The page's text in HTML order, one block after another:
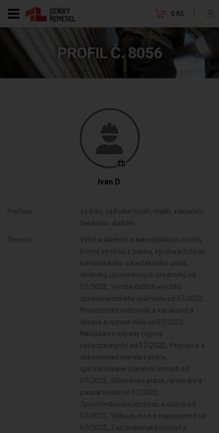
0 Kč
PROFIL Č. 8056
Ivan D.
Profese:
zedníci, sádrokartonáři, malíři, zakladači,
fasádníci, dlaždiči
Živnosti: Výroba školních a kancelářských potřeb, kromě výrobků z papíru, výroba bižuterie, kartáčnického a konfekčního zboží, deštníků, upomínkových předmětů od 07/2022 , Výroba dalších výrobků zpracovatelského průmyslu od 07/2022 , Provozování vodovodů a kanalizací a úprava a rozvod vody od 07/2022 , Nakládání s odpady (vyjma nebezpečných) od 07/2022 , Přípravné a dokončovací stavební práce, specializované stavební činnosti od 07/2022 , Sklenářské práce, rámování a paspartování od 07/2022 , Zprostředkování obchodu a služeb od 07/2022 , Velkoobchod a maloobchod od 07/2022 , Zastavárenská činnost a maloobchod s použitým zbožím od 07/2022 , Údržba motorových vozidel a jejich příslušenství od 07/2022 , Potrubní a pozemní doprava (vyjma železniční a silniční motorové dopravy) od 07/2022 , Zasilatelství a zastupování v celním řízení od 07/2022 , Poskytování software, poradenství v oblasti informačních technologií, zpracování dat, hostingové a související činnosti a webové portály od 07/2022 , Činnost informačních a zpravodajských kanceláří od 07/2022 , Nákup, prodej, správa a údržba nemovitostí od 07/2022 , Pronájem a půjčování věcí movitých od 07/2022 , Poradenská a konzultační činnost, zpracování odborných studií a posudků od 07/2022 , Projektování pozemkových úprav od 07/2022 , Příprava a vypracování technických návrhů, grafické a kresličské práce od 07/2022 , Projektování elektrických zařízení od 07/2022 , Reklamní činnost, marketing, mediální zastoupení od 07/2022 , Testování, měření, analýzy a kontroly od 07/2022 , Fotografické služby od 07/2022 , Překladatelská a tlumočnická činnost od 07/2022 , Služby v oblasti administrativní správy a služby organizačně hospodářské povahy od 07/2022 , Provozování cestovní agentury a průvodcovská činnost v oblasti cestovního ruchu od 07/2022 , Mimoškolní výchova a vzdělávání, pořádání kurzů, školení, včetně lektorské činnosti od 07/2022 , Poskytování služeb pro zemědělství, zahradnictví, rybníkářství, lesnictví a myslivost od 07/2022 , Činnost odborného lesního hospodáře a vyhotovování lesních hospodářských plánů a osnov od 07/2022 , Provozování tělovýchovných a sportovních zařízení a organizování sportovní činnosti od 07/2022 , Diagnostická, zkušební a poradenská činnost v ochraně rostlin a ošetřování rostlin, rostlinných produktů, objektů a půdy proti škodlivým organismům přípravky na ochranu rostlin nebo biocidními přípravky od 07/2022 , Praní pro domácnost, žehlení, opravy a údržba oděvů, bytového textilu a osobního zboží od 07/2022 , Opravy a údržba potřeb pro domácnost, předmětů kulturní povahy, výrobků jemné mechaniky, optických přístrojů a měřidel od 07/2022 , Chov zvířat a jejich výcvik (s výjimkou živočišné výroby) od 07/2022 , Nakládání s reprodukčním materiálem lesních dřevin od 07/2022 , Poskytování služeb osobního charakteru a pro osobní hygienu od 07/2022 , Výroba potravinářských a škrobárenských výrobků od 07/2022 , Výroba, obchod a služby jinde nezařazené od 07/2022 , Pěstitelské pálení od 07/2022 , Výroba krmiv, krmných směsí, doplňkových látek a premixů od 07/2022 , Výroba textilií, textilních výrobků, oděvů a oděvních doplňků od 07/2022 , Výroba a opravy obuvi, brašnářského a sedlářského zboží od 07/2022 , Zpracování dřeva, výroba dřevěných, korkových, proutěných a slaměných výrobků od 07/2022 , Výroba vlákniny, papíru a lepenky a zboží z těchto materiálů od 07/2022 , Vydavatelské činnosti, polygrafická výroba, knihařské a kopírovací práce od 07/2022 , Výroba, rozmnožování, distribuce, prodej, pronájem zvukových a zvukově-obrazových záznamů a výroba nenahraných nosičů údajů a záznamů od 07/2022 , Výroba chemických látek a chemických směsí nebo předmětů a kosmetických přípravků od 07/2022 , Výroba hnojiv od 07/2022 , Výroba plastových a pryžových výrobků od 07/2022 , Výroba a zpracování skla od 07/2022 , Výroba stavebních hmot, porcelánových, keramických a sádrových výrobků od 07/2022 , Výroba brusiv a ostatních minerálních nekovových výrobků